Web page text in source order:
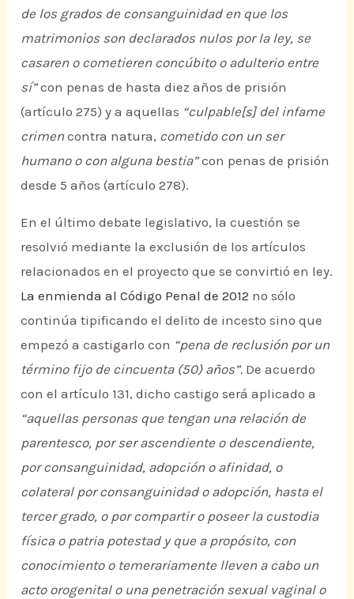
de los grados de consanguinidad en que los
matrimonios son declarados nulos por la ley, se
casaren o cometieren concúbito o adulterio entre
sí”con penas de hasta diez años de prisión
(artículo 275) y a aquellas “culpable[s] del infame
crimen contra natura, cometido con un ser
humano o con alguna bestia”con penas de prisión
desde 5 años (artículo 278).
En el último debate legislativo, la cuestión se
resolvió mediante la exclusión de los artículos
relacionados en el proyecto que se convirtió en ley.
La enmienda al Código Penal de 2012 no sólo
continúa tipificando el delito de incesto sino que
empezó a castigarlo con “pena de reclusión por un
término fijo de cincuenta (50) años”. De acuerdo
con el artículo 131, dicho castigo será aplicado a
“aquellas personas que tengan una relación de
parentesco, por ser ascendiente o descendiente,
por consanguinidad, adopción o afinidad, o
colateral por consanguinidad o adopción, hasta el
tercer grado, o por compartir o poseer la custodia
física o patria potestad y que a propósito, con
conocimiento o temerariamente lleven a cabo un
acto orogenital o una penetración sexual vaginal o